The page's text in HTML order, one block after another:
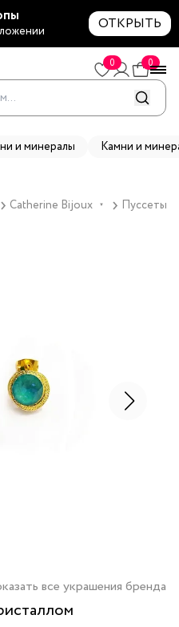
ОТКРЫТЬ
0 0
и минералы Камни и
Catherine Bijoux ▼ Пуссеты
все украшения бренда